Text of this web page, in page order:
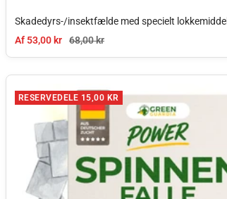
Skadedyrs-/insektfælde med specielt lokkemiddel
Tilbudspris
Af 53,00 kr Normal pris
68,00 kr
RESERVEDELE 15,00 KR